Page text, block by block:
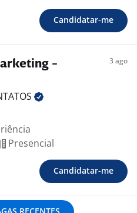
Candidatar-me
-
3 ago
Presencial
Candidatar-me